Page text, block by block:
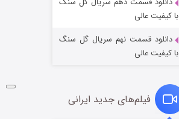
با کیفیت عالی
دانلود قسمت نهم سریال گل سنگ
با کیفیت عالی
فیلم‌های جدید ایرانی